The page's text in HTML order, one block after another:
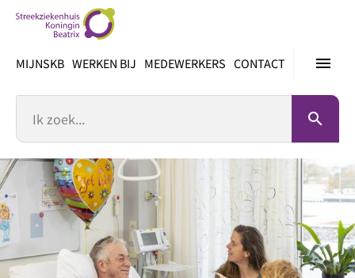
inhoud
menu
MIJNSKB WERKEN BIJ MEDEWERKERS CONTACT
search